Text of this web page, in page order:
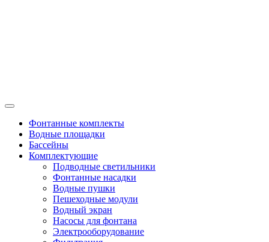
Фонтанные комплекты
Водные площадки
Бассейны
Комплектующие
Подводные светильники
Фонтанные насадки
Водные пушки
Пешеходные модули
Водный экран
Насосы для фонтана
Электрооборудование